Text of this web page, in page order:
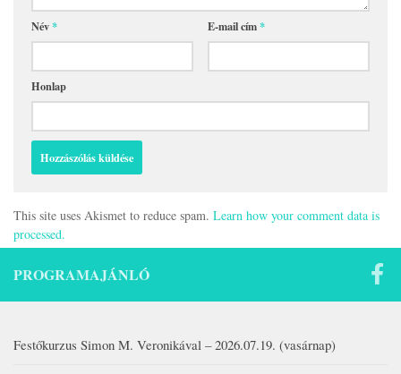
Név* E-mail cím*
Honlap
This site uses Akismet to reduce spam. Learn how your comment data is
processed.
PROGRAMAJÁNLÓ
Festőkurzus Simon M. Veronikával – 2026.07.19. (vasárnap)